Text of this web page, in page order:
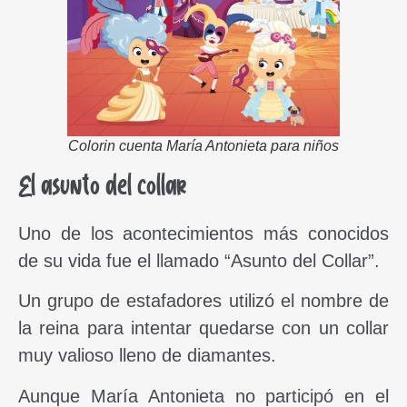
Colorin cuenta María Antonieta para niños
El asunto del collar
Uno de los acontecimientos más conocidos
de su vida fue el llamado “Asunto del Collar”.
Un grupo de estafadores utilizó el nombre de
la reina para intentar quedarse con un collar
muy valioso lleno de diamantes.
Aunque María Antonieta no participó en el